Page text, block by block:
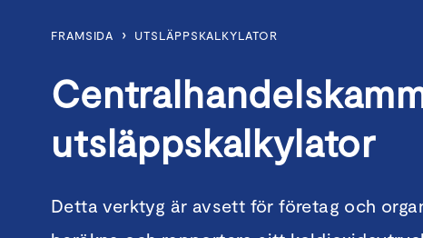
FRAMSIDA › UTSLÄPPSKALKYLATOR
utsläppskalkylator
Detta verktyg är avsett för företag och